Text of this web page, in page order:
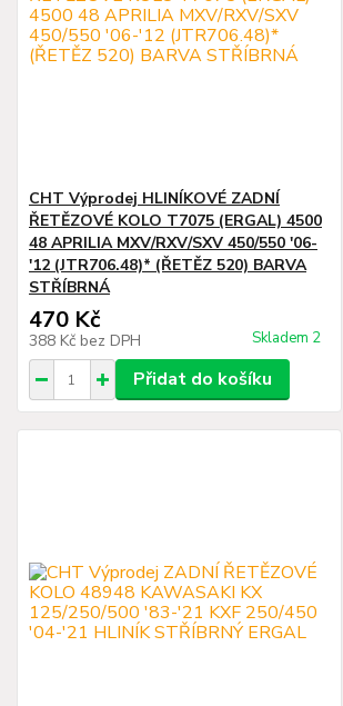
CHT Výprodej HLINÍKOVÉ ZADNÍ
ŘETĚZOVÉ KOLO T7075 (ERGAL) 4500
48 APRILIA MXV/RXV/SXV 450/550 '06-
'12 (JTR706.48)* (ŘETĚZ 520) BARVA
STŘÍBRNÁ
470 Kč
388 Kč bez DPH Skladem 2
Přidat do košíku